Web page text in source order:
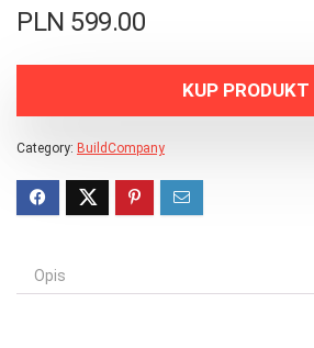
PLN 599.00
KUP PRODUKT
Category: BuildCompany
Opis